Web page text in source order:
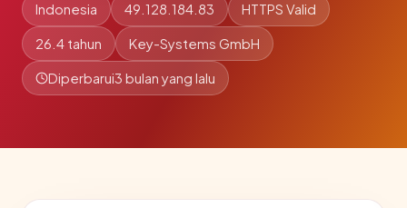
Indonesia 49.128.184.83 HTTPS Valid
26.4 tahun Key-Systems GmbH
Diperbarui3 bulan yang lalu